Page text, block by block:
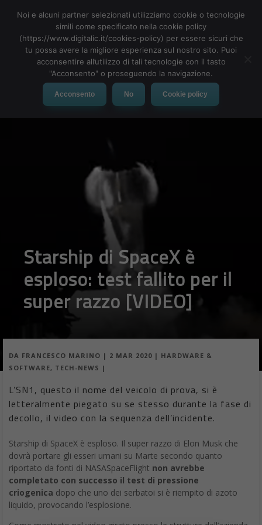
MENU
Starship di SpaceX è
esploso: test fallito per il
super razzo [VIDEO]
DA FRANCESCO MARINO | 2 MAR 2020 | HARDWARE &
SOFTWARE, TECH-NEWS |
L’SN1, questo il nome del veicolo di prova, si è
letteralmente piegato su se stesso durante la fase di
decollo, il video con la sequenza dell’incidente.
Starship di SpaceX è esploso. Il super razzo di Elon Musk che
dovrà portare gli esseri umani su Marte secondo quanto
riportato da fonti di NASASpaceFlight non avrebbe
completato con successo il test di pressione
criogenica dopo che uno dei serbatoi si è riempito di azoto
liquido, provocando l’esplosione.
Noi e alcuni partner selezionati utilizziamo cookie o tecnologie
simili come specificato nella cookie policy
(https://www.digitalic.it/cookies-policy) per essere sicuri che
tu possa avere la migliore esperienza sul nostro sito. Puoi
acconsentire all’utilizzo di tali tecnologie con il tasto
"Acconsento" o proseguendo la navigazione.
Acconsento No Cookie policy